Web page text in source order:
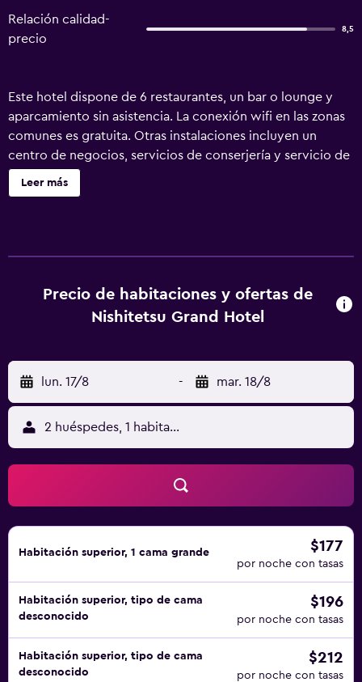
Relación calidad-
precio
8,5
Este hotel dispone de 6 restaurantes, un bar o lounge y
aparcamiento sin asistencia. La conexión wifi en las zonas
comunes es gratuita. Otras instalaciones incluyen un
centro de negocios, servicios de conserjería y servicio de
tintorería. Nishitetsu Grand Hotel ofrece 279 alojamientos
con aire acondicionado, caja fuerte y botella de agua
wifi). Los servicios para las personas de negocios incluyen
escritorio y teléfono. Las habitaciones también incluyen
solicitar masajes en la habitación.
Leer más
Precio de habitaciones y ofertas de
Nishitetsu Grand Hotel
lun. 17/8 - mar. 18/8
2 huéspedes, 1 habitación
Habitación superior, 1 cama grande $177
por noche con tasas
Habitación superior, tipo de cama
desconocido
$196
por noche con tasas
Habitación superior, tipo de cama
desconocido
$212
por noche con tasas